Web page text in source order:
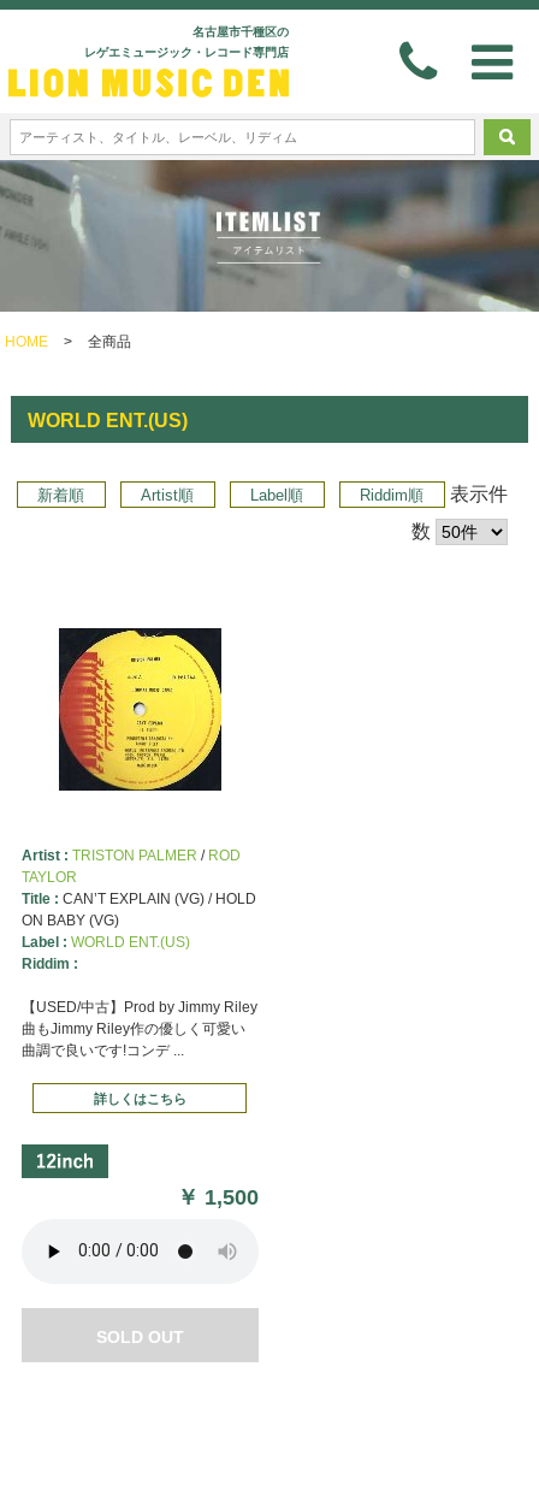
名古屋市千種区の
レゲエミュージック・レコード専門店
HOME > 全商品
WORLD ENT.(US)
新着順 Artist順 Label順 Riddim順
表示件
数
Artist : TRISTON PALMER / ROD
TAYLOR
Title : CAN’T EXPLAIN (VG) / HOLD
ON BABY (VG)
Label : WORLD ENT.(US)
Riddim :
【USED/中古】Prod by Jimmy Riley
曲もJimmy Riley作の優しく可愛い
曲調で良いです!コンデ ...
詳しくはこちら
￥ 1,500
SOLD OUT